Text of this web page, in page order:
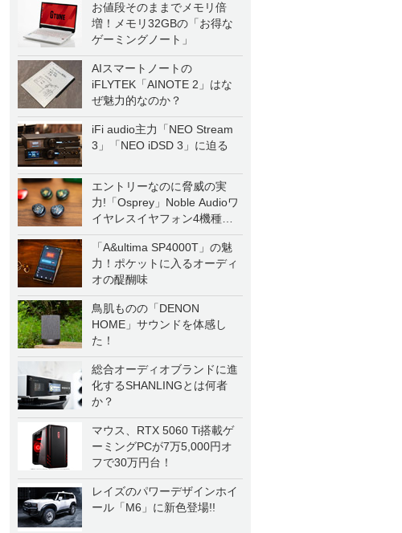
お値段そのままでメモリ倍
増！メモリ32GBの「お得な
ゲーミングノート」
AIスマートノートの
iFLYTEK「AINOTE 2」はな
ぜ魅力的なのか？
iFi audio主力「NEO Stream
3」「NEO iDSD 3」に迫る
エントリーなのに脅威の実
力!「Osprey」Noble Audioワ
イヤレスイヤフォン4機種を
一気に聴く
「A&ultima SP4000T」の魅
力！ポケットに入るオーディ
オの醍醐味
鳥肌ものの「DENON
HOME」サウンドを体感し
た！
総合オーディオブランドに進
化するSHANLINGとは何者
か？
マウス、RTX 5060 Ti搭載ゲ
ーミングPCが7万5,000円オ
フで30万円台！
レイズのパワーデザインホイ
ール「M6」に新色登場!!